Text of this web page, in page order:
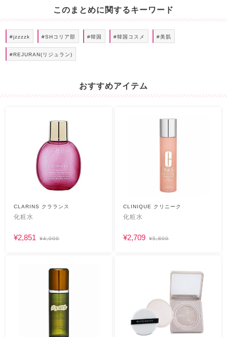
このまとめに関するキーワード
#jzzzzk #SHコリア部 #韓国 #韓国コスメ #美肌
#REJURAN(リジュラン)
おすすめアイテム
CLARINS クラランス
化粧水
¥2,851 ¥4,000
CLINIQUE クリニーク
化粧水
¥2,709 ¥5,800